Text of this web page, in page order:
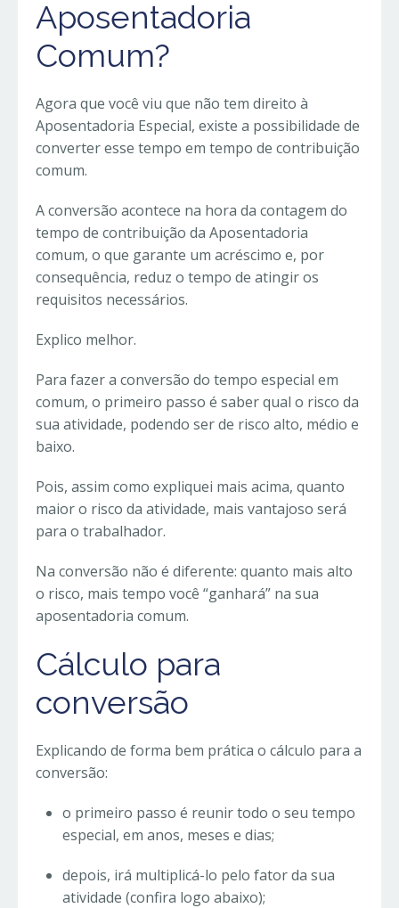
Aposentadoria
Comum?
Agora que você viu que não tem direito à
Aposentadoria Especial, existe a possibilidade de
converter esse tempo em tempo de contribuição
comum.
A conversão acontece na hora da contagem do
tempo de contribuição da Aposentadoria
comum, o que garante um acréscimo e, por
consequência, reduz o tempo de atingir os
requisitos necessários.
Explico melhor.
Para fazer a conversão do tempo especial em
comum, o primeiro passo é saber qual o risco da
sua atividade, podendo ser de risco alto, médio e
baixo.
Pois, assim como expliquei mais acima, quanto
maior o risco da atividade, mais vantajoso será
para o trabalhador.
Na conversão não é diferente: quanto mais alto
o risco, mais tempo você “ganhará” na sua
aposentadoria comum.
Cálculo para
conversão
Explicando de forma bem prática o cálculo para a
conversão:
o primeiro passo é reunir todo o seu tempo
especial, em anos, meses e dias;
depois, irá multiplicá-lo pelo fator da sua
atividade (confira logo abaixo);